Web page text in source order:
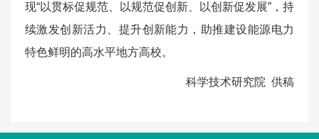
现“以贯标促规范、以规范促创新、以创新促发展”，持
续激发创新活力、提升创新能力，助推建设能源电力
特色鲜明的高水平地方高校。
科学技术研究院 供稿